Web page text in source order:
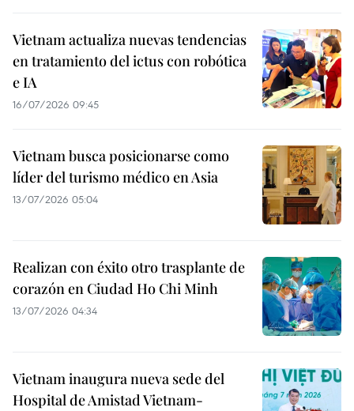
Vietnam actualiza nuevas tendencias
en tratamiento del ictus con robótica
e IA
16/07/2026 09:45
Vietnam busca posicionarse como
líder del turismo médico en Asia
13/07/2026 05:04
Realizan con éxito otro trasplante de
corazón en Ciudad Ho Chi Minh
13/07/2026 04:34
Vietnam inaugura nueva sede del
Hospital de Amistad Vietnam-